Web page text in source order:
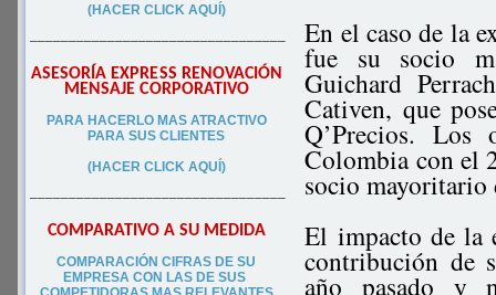
(HACER CLICK AQUÍ)
–––––––––––––––––––––––––––––––––
ASESORÍA EXPRESS RENOVACIÓN
MENSAJE CORPORATIVO
PARA HACERLO MAS ATRACTIVO
PARA SUS CLIENTES
(HACER CLICK AQUÍ)
–––––––––––––––––––––––––––––––––
COMPARATIVO A SU MEDIDA
COMPARACIÓN CIFRAS DE SU
EMPRESA CON LAS DE SUS
En el caso de la
fue su socio
Guichard
Cativen, que
Q’Precios.
Colombia con el
socio
El impacto de la
contribución de
año pasado y